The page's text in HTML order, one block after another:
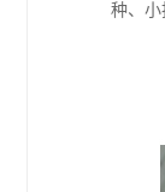
种、小